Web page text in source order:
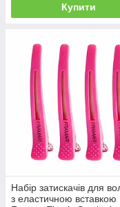
Купити
Набір затискачів для
з еластичною вставкою